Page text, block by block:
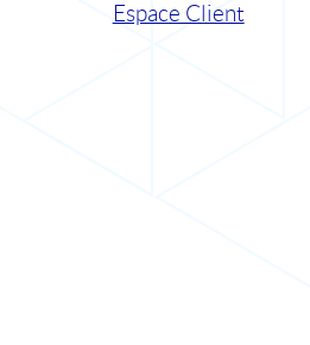
Espace Client